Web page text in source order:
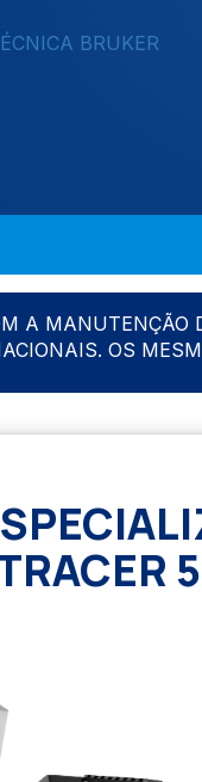
A MANUTENÇÃO
OS